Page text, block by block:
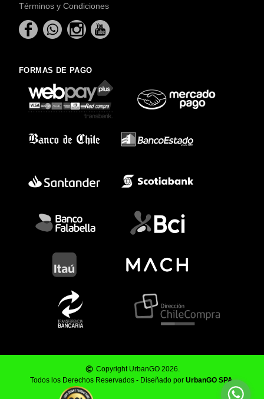
Términos y Condiciones
FORMAS DE PAGO
Copyright UrbanGO 2026.
Todos los Derechos Reservados - Diseñado por UrbanGO SPA.